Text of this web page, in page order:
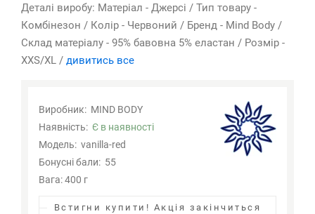
Деталі виробу: Матеріал - Джерсі / Тип товару -
Комбінезон / Колір - Червоний / Бренд - Mind Body /
Склад матеріалу - 95% бавовна 5% еластан / Розмір -
XXS/XL / дивитись все
Виробник: MIND BODY
Наявність: Є в наявності
Модель: vanilla-red
Бонусні бали: 55
Вага: 400 г
Встигни купити! Акція закінчиться